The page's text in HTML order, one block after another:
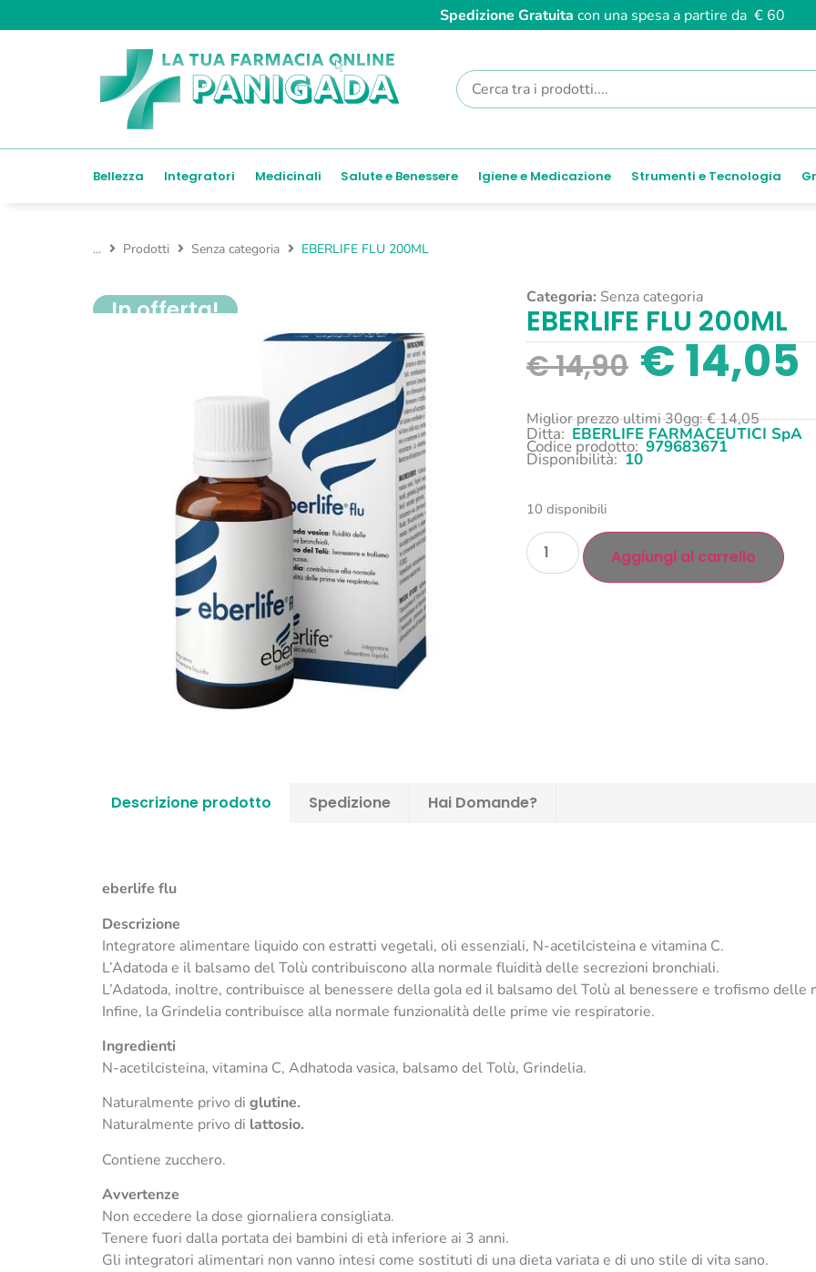
Spedizione Gratuita con una spesa a partire da € 60
Bellezza Integratori Medicinali Salute e Benessere Igiene e Medicazione Strumenti e Tecnologia
... Prodotti Senza categoria EBERLIFE FLU 200ML
In offerta! Categoria: Senza categoria
EBERLIFE FLU 200ML
€14,90 €14,05
Miglior prezzo ultimi 30gg:€14,05
Ditta: EBERLIFE FARMACEUTICI SpA
Codice prodotto: 979683671
Disponibilità: 10
10 disponibili
Aggiungi al carrello
Descrizione prodotto Spedizione Hai Domande?
eberlife flu
Descrizione
Integratore alimentare liquido con estratti vegetali, oli essenziali, N-acetilcisteina e vitamina C.
L’Adatoda e il balsamo del Tolù contribuiscono alla normale fluidità delle secrezioni bronchiali.
L’Adatoda, inoltre, contribuisce al benessere della gola ed il balsamo del Tolù al benessere e trofismo delle
Infine, la Grindelia contribuisce alla normale funzionalità delle prime vie respiratorie.
Ingredienti
N-acetilcisteina, vitamina C, Adhatoda vasica, balsamo del Tolù, Grindelia.
Naturalmente privo di glutine.
Naturalmente privo di lattosio.
Contiene zucchero.
Avvertenze
Non eccedere la dose giornaliera consigliata.
Tenere fuori dalla portata dei bambini di età inferiore ai 3 anni.
Gli integratori alimentari non vanno intesi come sostituti di una dieta variata e di uno stile di vita sano.